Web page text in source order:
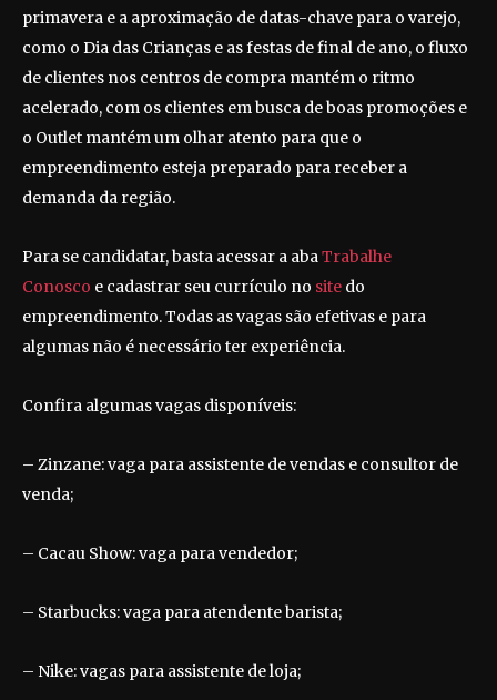
primavera e a aproximação de datas-chave para o varejo,
como o Dia das Crianças e as festas de final de ano, o fluxo
de clientes nos centros de compra mantém o ritmo
acelerado, com os clientes em busca de boas promoções e
o Outlet mantém um olhar atento para que o
empreendimento esteja preparado para receber a
demanda da região.
Para se candidatar, basta acessar a abaTrabalhe
Conosco e cadastrar seu currículo no site do
empreendimento. Todas as vagas são efetivas e para
algumas não é necessário ter experiência.
Confira algumas vagas disponíveis:
– Zinzane: vaga para assistente de vendas e consultor de
venda;
– Cacau Show: vaga para vendedor;
– Starbucks: vaga para atendente barista;
– Nike: vagas para assistente de loja;